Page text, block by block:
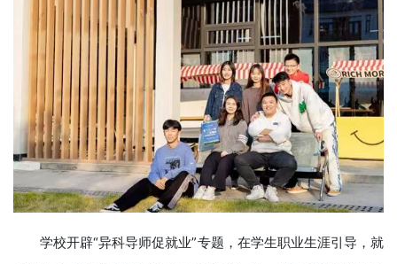
学校开辟“异科导师促就业”专题，在学生职业生涯引导，就